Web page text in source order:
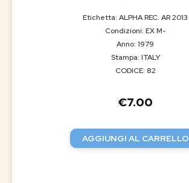
Etichetta: ALPHA REC. AR 2013
Condizioni: EX M-
Anno: 1979
Stampa: ITALY
CODICE: 82
€7.00
AGGIUNGI AL CARRELLO